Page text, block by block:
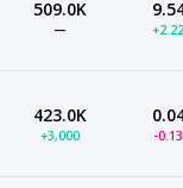
509.0K
—
423.0K
+3,000 -